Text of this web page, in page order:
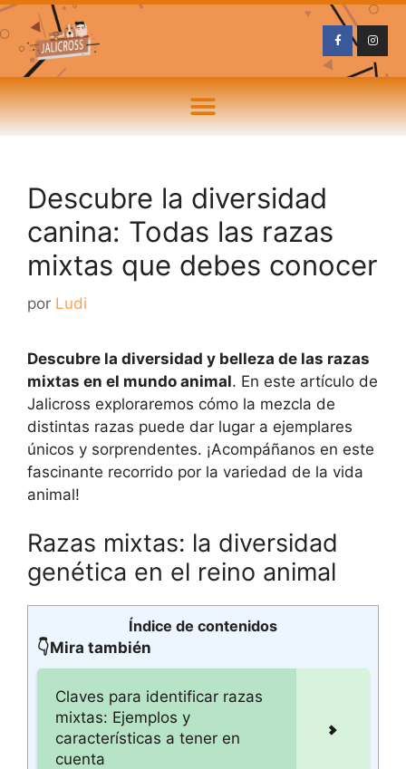
Descubre la diversidad
canina: Todas las razas
mixtas que debes conocer
por Ludi
Descubre la diversidad y belleza de las razas
mixtas en el mundo animal. En este artículo de
Jalicross exploraremos cómo la mezcla de
distintas razas puede dar lugar a ejemplares
únicos y sorprendentes. ¡Acompáñanos en este
fascinante recorrido por la variedad de la vida
animal!
Razas mixtas: la diversidad
genética en el reino animal
Índice de contenidos
👇Mira también
Claves para identificar razas
mixtas: Ejemplos y
características a tener en
cuenta